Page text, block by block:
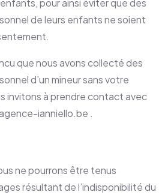
pour ainsi éviter que des
de leurs enfants ne soient
que nous avons collecté des
d’un mineur sans votre
invitons à prendre contact avec
ianniello.be .
ne pourrons être tenus
résultant de l’indisponibilité du